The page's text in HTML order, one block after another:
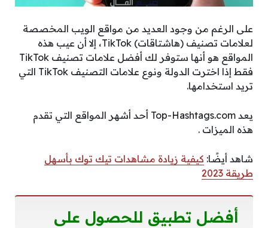
على الرغم من وجود العديد من مواقع الويب المخصصة
لعلامات تصنيف (هاشتاقات) TikTok، إلا أن عيب هذه
المواقع هو أنها ستوفر لك أفضل علامات تصنيف TikTok
فقط إذا اخترت الدولة ونوع علامات التصنيف TikTok التي
تريد استخدامها.
يعد Top-Hashtags.com أحد أشهر المواقع التي تقدم
هذه الميزات .
شاهد أيضًا: كيفية زيادة مشاهدات تيك توك بأسهل
طريقة 2023
أفضل تطبيق للحصول على